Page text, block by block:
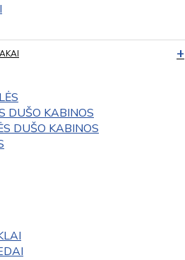
DUŠO KABINOS
DUŠO KABINOS